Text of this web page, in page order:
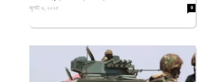
জুলাই ৬, ২০২৫ 0